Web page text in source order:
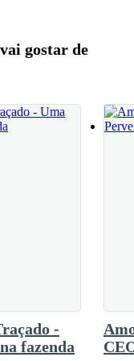
Ferreira, mãe
deitada na cama do
com Viviane.
a oportunidade
os casos mais relevantes
gostar de
-
fazenda